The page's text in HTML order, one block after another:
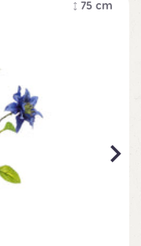
75 cm